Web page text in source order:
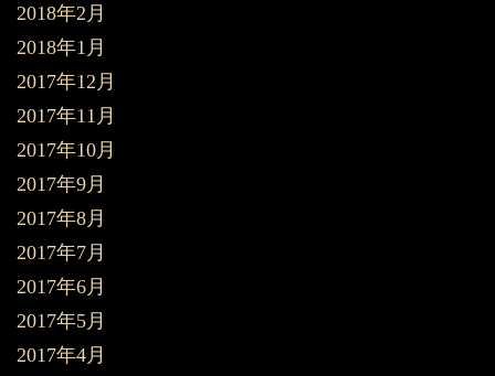
2018年2月
2018年1月
2017年12月
2017年11月
2017年10月
2017年9月
2017年8月
2017年7月
2017年6月
2017年5月
2017年4月